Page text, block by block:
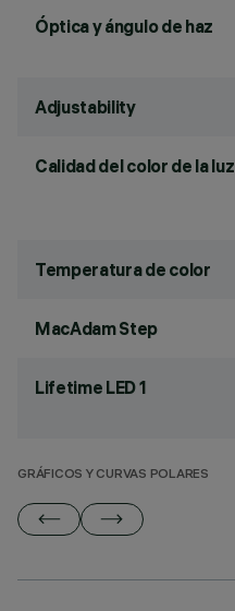
Óptica y ángulo de haz
Adjustability
Calidad del color de la luz
Temperatura de color
MacAdam Step
Lifetime LED 1
GRÁFICOS Y CURVAS POLARES